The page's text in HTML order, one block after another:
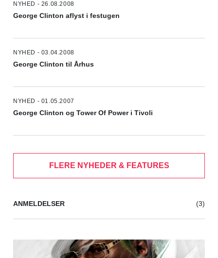
NYHED - 26.08.2008
George Clinton aflyst i festugen
NYHED - 03.04.2008
George Clinton til Århus
NYHED - 01.05.2007
George Clinton og Tower Of Power i Tivoli
FLERE NYHEDER & FEATURES
ANMELDELSER (3)